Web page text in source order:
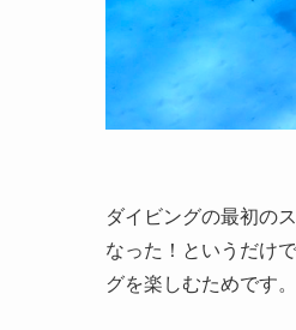
ダイビングの最初の
なった！というだけ
グを楽しむためです。